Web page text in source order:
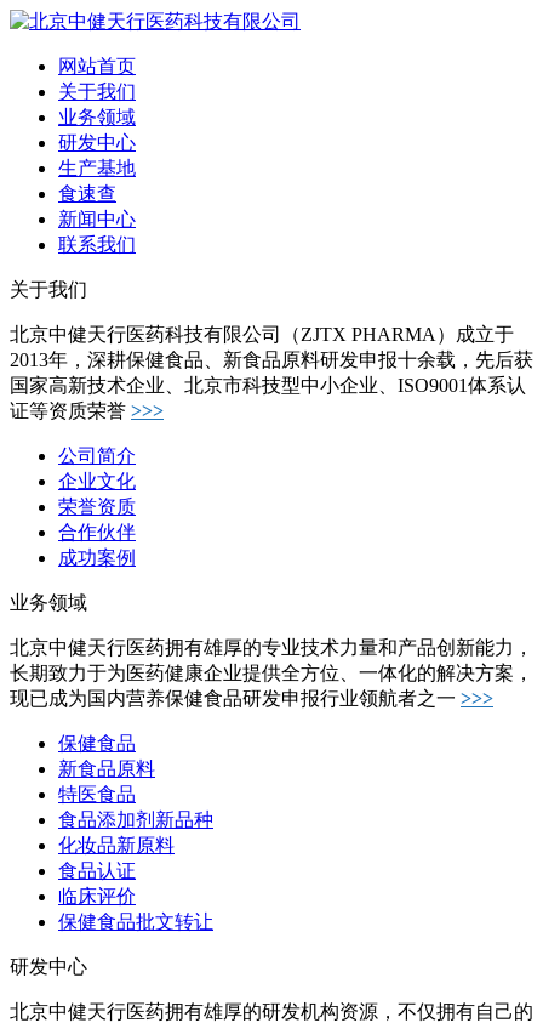
网站首页
关于我们
业务领域
研发中心
生产基地
食速查
新闻中心
联系我们
关于我们
北京中健天行医药科技有限公司（ZJTX PHARMA）成立于
2013年，深耕保健食品、新食品原料研发申报十余载，先后获
国家高新技术企业、北京市科技型中小企业、ISO9001体系认
证等资质荣誉 >>>
公司简介
企业文化
荣誉资质
合作伙伴
成功案例
业务领域
北京中健天行医药拥有雄厚的专业技术力量和产品创新能力，
长期致力于为医药健康企业提供全方位、一体化的解决方案，
现已成为国内营养保健食品研发申报行业领航者之一 >>>
保健食品
新食品原料
特医食品
食品添加剂新品种
化妆品新原料
食品认证
临床评价
保健食品批文转让
研发中心
北京中健天行医药拥有雄厚的研发机构资源，不仅拥有自己的